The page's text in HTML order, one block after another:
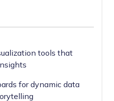
tools that
for dynamic data